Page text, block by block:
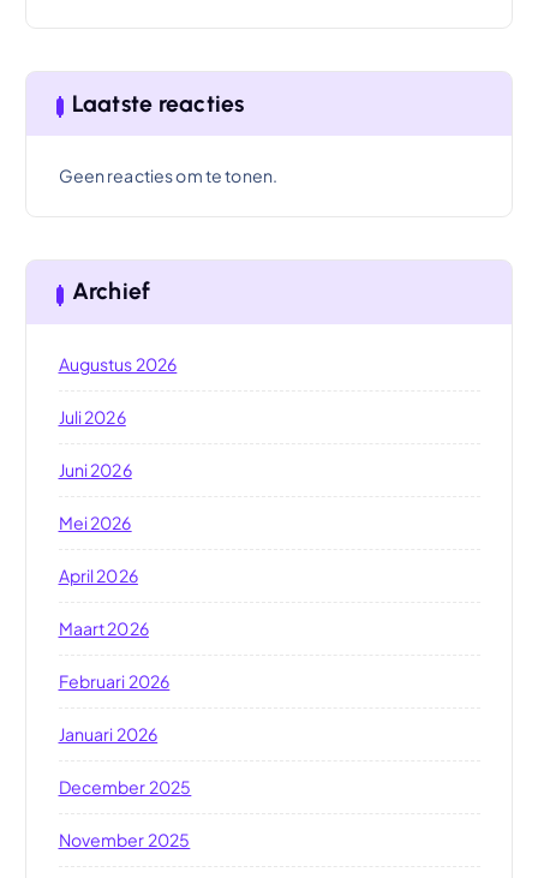
Laatste reacties
Geen reacties om te tonen.
Archief
Augustus 2026
Juli 2026
Juni 2026
Mei 2026
April 2026
Maart 2026
Februari 2026
Januari 2026
December 2025
November 2025